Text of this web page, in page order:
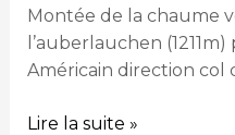
Montée de la chaume
l’auberlauchen
Américain direction col
Lire la suite »